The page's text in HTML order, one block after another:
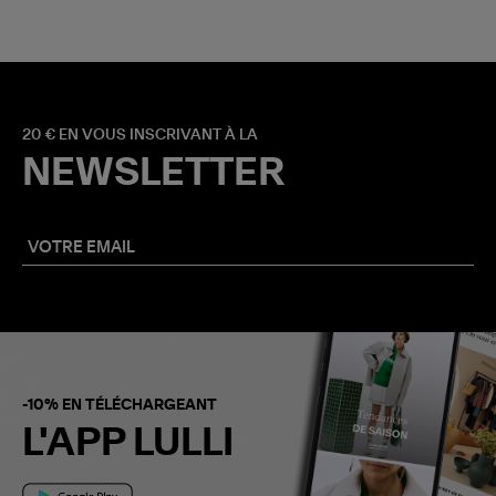
20 € EN VOUS INSCRIVANT À LA
NEWSLETTER
-10% EN TÉLÉCHARGEANT
L'APP LULLI